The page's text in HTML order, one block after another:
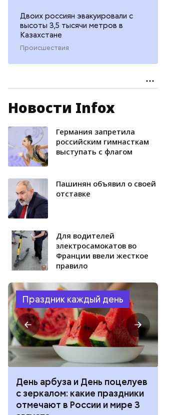
Двоих россиян эвакуировали с
высоты 3,5 тысячи метров в
Казахстане
Происшествия
Новости Infox
Германия запретила
российским гимнасткам
выступать с флагом
Пашинян объявил о своей
отставке
Для водителей
электросамокатов во
Франции ввели жесткое
правило
Праздник каждый день
День арбуза и День поцелуев
с зеркалом: какие праздники
отмечают в России и мире 3